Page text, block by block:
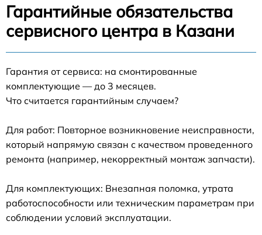
Гарантийные обязательства
сервисного центра в Казани
Гарантия от сервиса: на смонтированные
комплектующие — до 3 месяцев.
Что считается гарантийным случаем?
Для работ: Повторное возникновение неисправности,
который напрямую связан с качеством проведенного
ремонта (например, некорректный монтаж запчасти).
Для комплектующих: Внезапная поломка, утрата
работоспособности или техническим параметрам при
соблюдении условий эксплуатации.